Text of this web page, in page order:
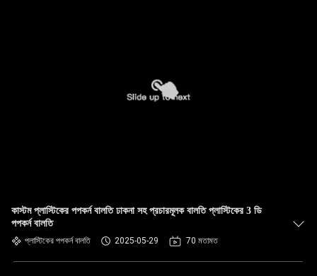
কাস্টম প্লাস্টিকের পপকর্ন বালতি ঢাকনা সহ প্রচারমূলক বালতি প্লাস্টিকের 3 ডি
পপকর্ন বালতি
প্লাস্টিকের পপকর্ন বালতি 2025-05-29 70 মতামত